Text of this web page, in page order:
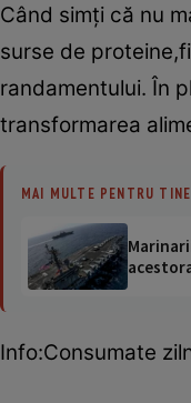
Când simţi că nu
surse de
randamentului. În
transformarea
MAI MULTE PENTRU TINE
Info:Consumate